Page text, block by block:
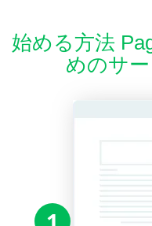
始める方法
めのサ